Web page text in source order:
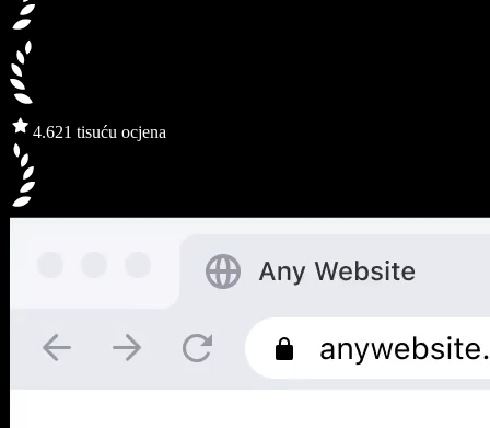
4.621 tisuću ocjena